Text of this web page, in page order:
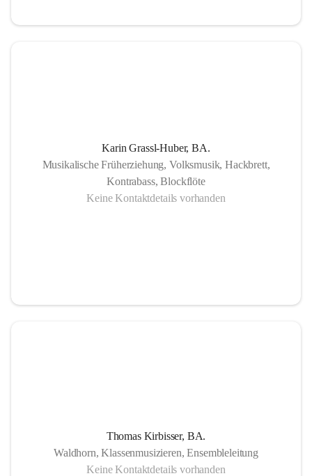
Karin Grassl-Huber, BA.
Musikalische Früherziehung, Volksmusik, Hackbrett,
Kontrabass, Blockflöte
Keine Kontaktdetails vorhanden
Thomas Kirbisser, BA.
Waldhorn, Klassenmusizieren, Ensembleleitung
Keine Kontaktdetails vorhanden